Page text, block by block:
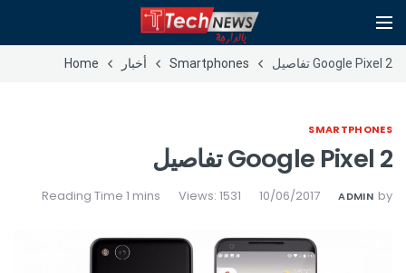
Google Pixel 2 تفاصيل Smartphones أخبار Home
SMARTPHONES
Google Pixel 2 تفاصيل
by
ADMIN
10/06/2017
Views: 1531